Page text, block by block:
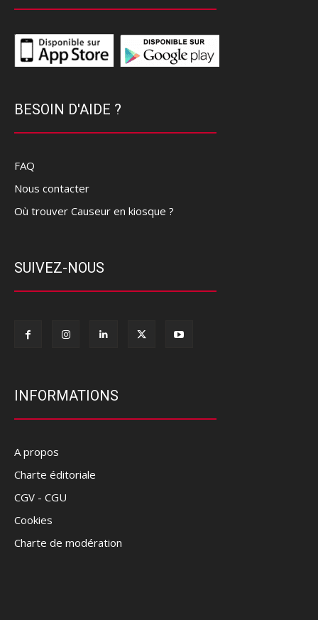
BESOIN D'AIDE ?
FAQ
Nous contacter
Où trouver Causeur en kiosque ?
SUIVEZ-NOUS
INFORMATIONS
A propos
Charte éditoriale
CGV - CGU
Cookies
Charte de modération